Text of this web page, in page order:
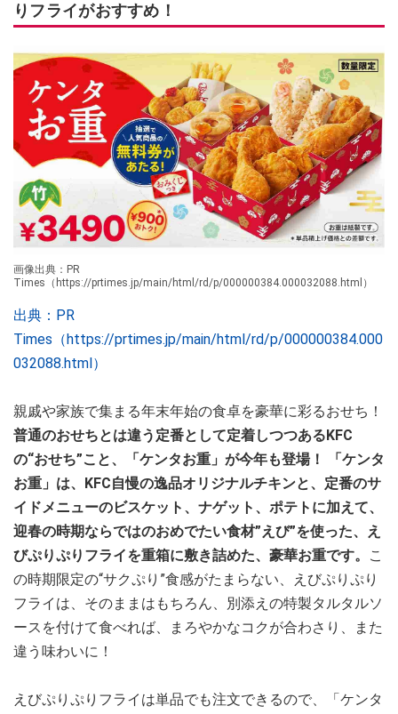
りフライがおすすめ！
画像出典：PR
Times（https://prtimes.jp/main/html/rd/p/000000384.000032088.html）
出典：PR
Times（https://prtimes.jp/main/html/rd/p/000000384.000
032088.html）
親戚や家族で集まる年末年始の食卓を豪華に彩るおせち！
普通のおせちとは違う定番として定着しつつあるKFC
の“おせち”こと、「ケンタお重」が今年も登場！ 「ケンタ
お重」は、KFC自慢の逸品オリジナルチキンと、定番のサ
イドメニューのビスケット、ナゲット、ポテトに加えて、
迎春の時期ならではのおめでたい食材”えび”を使った、え
びぷりぷりフライを重箱に敷き詰めた、豪華お重です。
こ
の時期限定の“サクぷり”食感がたまらない、えびぷりぷり
フライは、そのままはもちろん、別添えの特製タルタルソ
ースを付けて食べれば、まろやかなコクが合わさり、また
違う味わいに！
えびぷりぷりフライは単品でも注文できるので、「ケンタ